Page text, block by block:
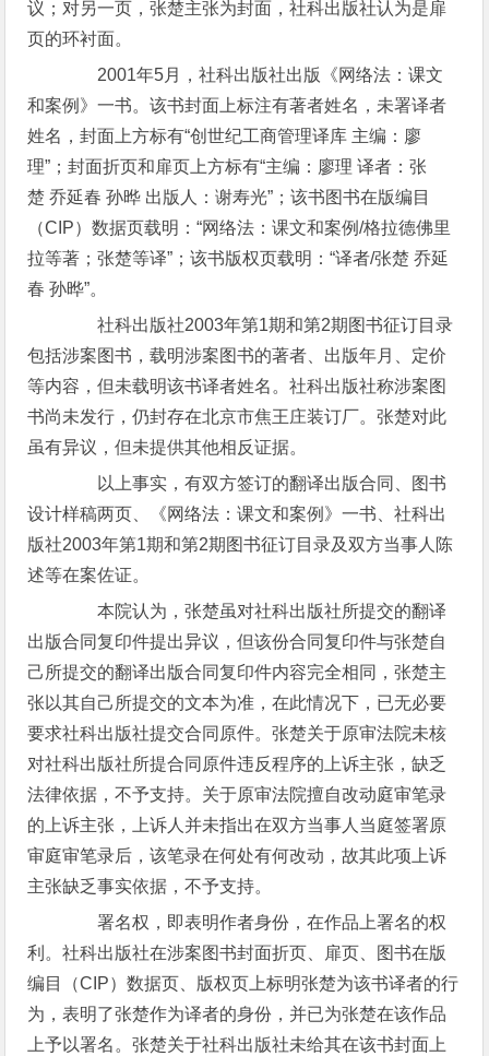
议；对另一页，张楚主张为封面，社科出版社认为是扉
页的环衬面。
2001年5月，社科出版社出版《网络法：课文
和案例》一书。该书封面上标注有著者姓名，未署译者
姓名，封面上方标有“创世纪工商管理译库 主编：廖
理”；封面折页和扉页上方标有“主编：廖理 译者：张
楚 乔延春 孙晔 出版人：谢寿光”；该书图书在版编目
（CIP）数据页载明：“网络法：课文和案例/格拉德佛里
拉等著；张楚等译”；该书版权页载明：“译者/张楚 乔延
春 孙晔”。
社科出版社2003年第1期和第2期图书征订目录
包括涉案图书，载明涉案图书的著者、出版年月、定价
等内容，但未载明该书译者姓名。社科出版社称涉案图
书尚未发行，仍封存在北京市焦王庄装订厂。张楚对此
虽有异议，但未提供其他相反证据。
以上事实，有双方签订的翻译出版合同、图书
设计样稿两页、《网络法：课文和案例》一书、社科出
版社2003年第1期和第2期图书征订目录及双方当事人陈
述等在案佐证。
本院认为，张楚虽对社科出版社所提交的翻译
出版合同复印件提出异议，但该份合同复印件与张楚自
己所提交的翻译出版合同复印件内容完全相同，张楚主
张以其自己所提交的文本为准，在此情况下，已无必要
要求社科出版社提交合同原件。张楚关于原审法院未核
对社科出版社所提合同原件违反程序的上诉主张，缺乏
法律依据，不予支持。关于原审法院擅自改动庭审笔录
的上诉主张，上诉人并未指出在双方当事人当庭签署原
审庭审笔录后，该笔录在何处有何改动，故其此项上诉
主张缺乏事实依据，不予支持。
署名权，即表明作者身份，在作品上署名的权
利。社科出版社在涉案图书封面折页、扉页、图书在版
编目（CIP）数据页、版权页上标明张楚为该书译者的行
为，表明了张楚作为译者的身份，并已为张楚在该作品
上予以署名。张楚关于社科出版社未给其在该书封面上